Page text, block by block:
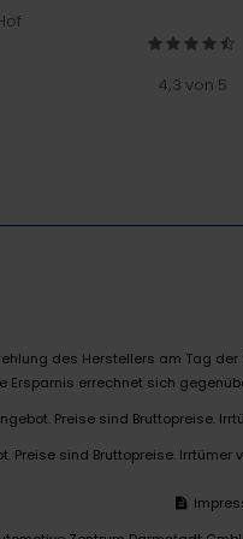
4,3 von 5
des Herstellers am Tag
Ersparnis errechnet sich
Preise sind Bruttopreise.
Preise sind Bruttopreise. Irrtümer